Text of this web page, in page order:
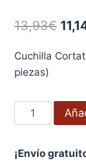
13,93€ El
Cuchilla
piezas)
Cuchilla
Cortatubos
Normal
¡Envío